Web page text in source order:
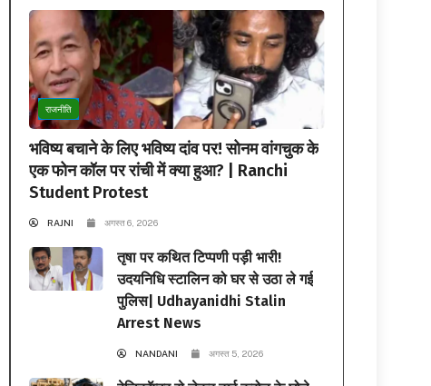
राजनीति
भविष्य बचाने के लिए भविष्य दांव पर! सोनम वांगचुक के
एक फोन कॉल पर रांची में क्या हुआ? | Ranchi
Student Protest
RAJNI अगस्त 6, 2026
तृषा पर कथित टिप्पणी पड़ी भारी!
उदयनिधि स्टालिन को घर से उठा ले गई
पुलिस| Udhayanidhi Stalin
Arrest News
NANDANI अगस्त 5, 2026